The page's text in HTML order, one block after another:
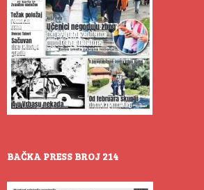
BAČKA PRESS BROJ 214